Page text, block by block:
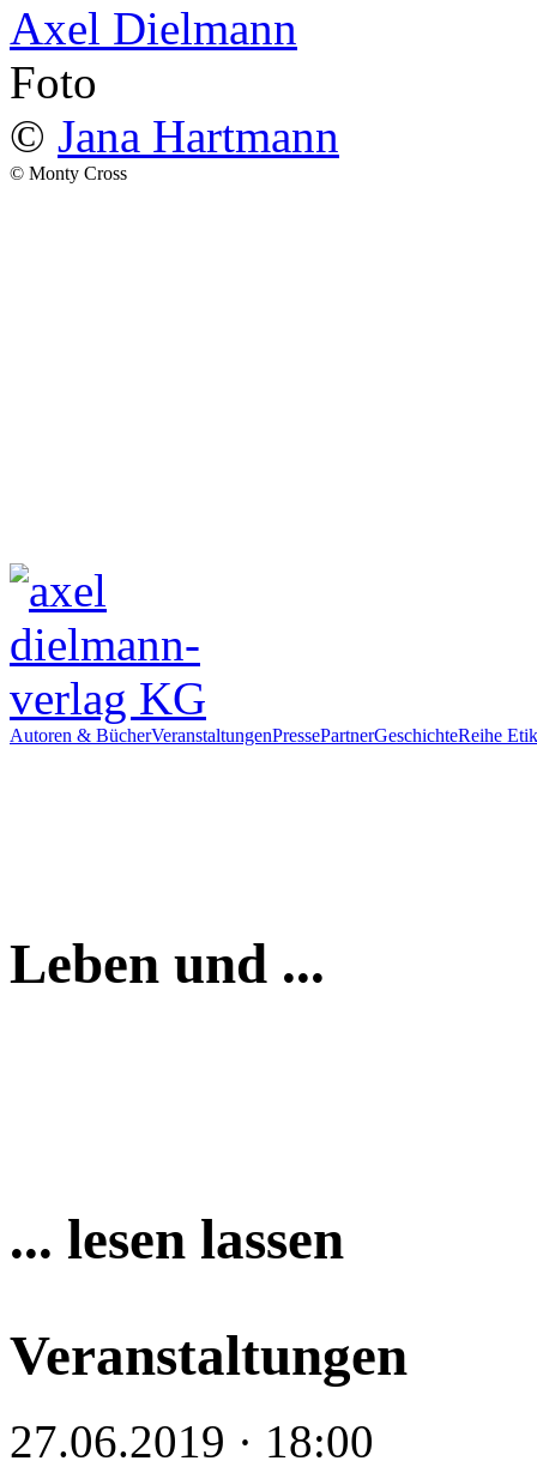
Axel Dielmann
Foto
© Jana Hartmann
© Monty Cross
Autoren & BücherVeranstaltungenPressePartnerGeschichteReihe
Leben und ...
... lesen lassen
Veranstaltungen
27.06.2019 · 18:00